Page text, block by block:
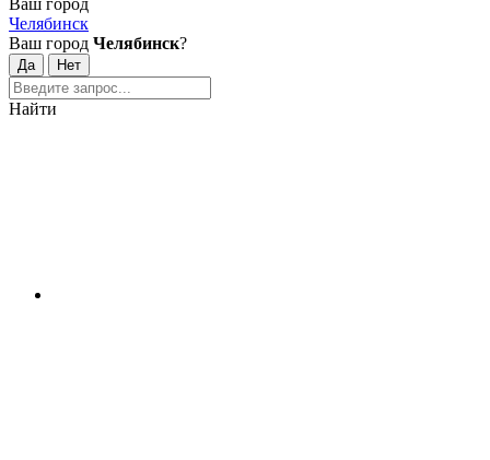
Ваш город
Челябинск
Ваш город Челябинск?
Найти